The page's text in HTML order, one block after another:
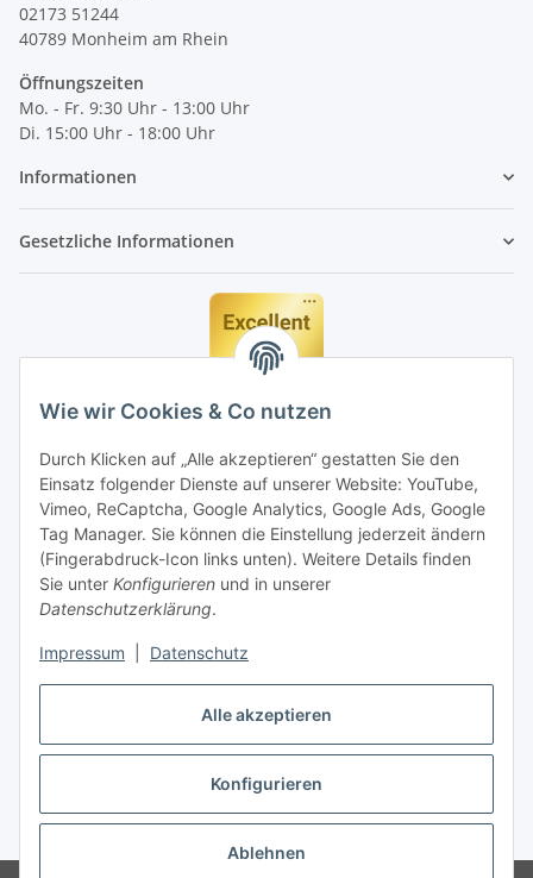
Alle akzeptieren
Konfigurieren
Ablehnen
Wie wir Cookies & Co nutzen
Durch Klicken auf „Alle akzeptieren“ gestatten Sie den
Einsatz folgender Dienste auf unserer Website: YouTube,
Vimeo, ReCaptcha, Google Analytics, Google Ads, Google
Tag Manager. Sie können die Einstellung jederzeit ändern
(Fingerabdruck-Icon links unten). Weitere Details finden
Sie unter Konfigurieren und in unserer
Datenschutzerklärung.
Impressum Datenschutz
02173 51244
40789 Monheim am Rhein
Öffnungszeiten
Mo. - Fr. 9:30 Uhr - 13:00 Uhr
Di. 15:00 Uhr - 18:00 Uhr
Informationen
Gesetzliche Informationen
Vertrag widerrufen
* Alle Preise inkl. gesetzlicher MwSt., zzgl.Versand